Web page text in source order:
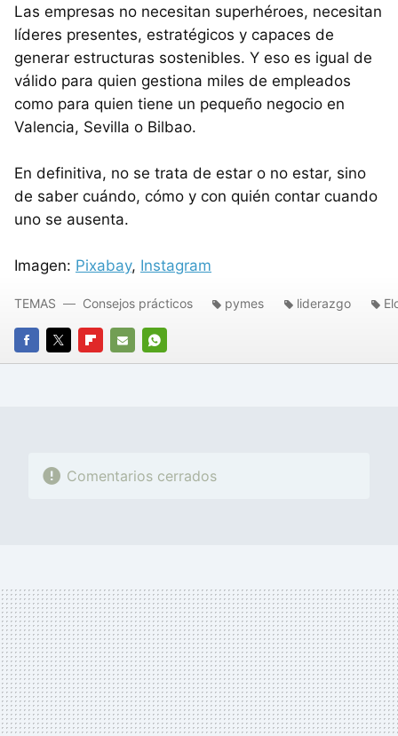
Las empresas no necesitan superhéroes, necesitan
líderes presentes, estratégicos y capaces de
generar estructuras sostenibles. Y eso es igual de
válido para quien gestiona miles de empleados
como para quien tiene un pequeño negocio en
Valencia, Sevilla o Bilbao.
En definitiva, no se trata de estar o no estar, sino
de saber cuándo, cómo y con quién contar cuando
uno se ausenta.
Imagen: Pixabay, Instagram
FACEBOOK
TWITTERFLIPBOARD
E-
WHATSAPP
TEMAS Consejos prácticos pymes liderazgo
Comentarios cerrados